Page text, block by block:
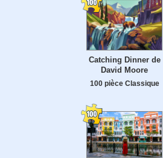
Catching Dinner de
David Moore
100 pièce Classique